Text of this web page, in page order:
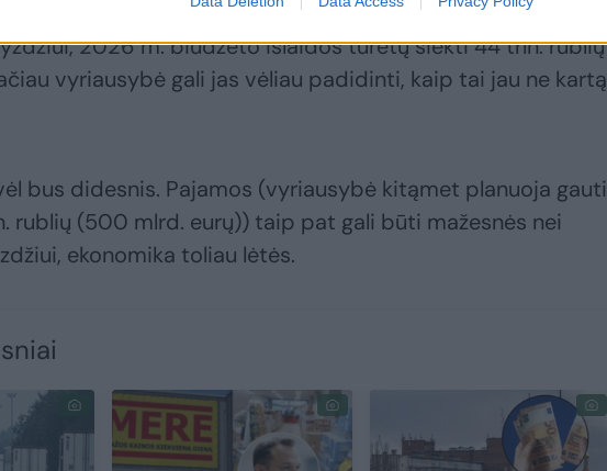
profesorius Rubenas Enikolopovas. Vis dėlto reikia turėti
2026 m. biudžeto išlaidos turėtų siekti 44 trln. rublių
vyriausybė gali jas vėliau padidinti, kaip tai jau ne
bus didesnis. Pajamos (vyriausybė kitąmet planuoja gauti
rublių (500 mlrd. eurų)) taip pat gali būti mažesnės nei
ekonomika toliau lėtės.